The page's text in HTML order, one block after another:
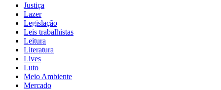
Justiça
Lazer
Legislação
Leis trabalhistas
Leitura
Literatura
Lives
Luto
Meio Ambiente
Mercado